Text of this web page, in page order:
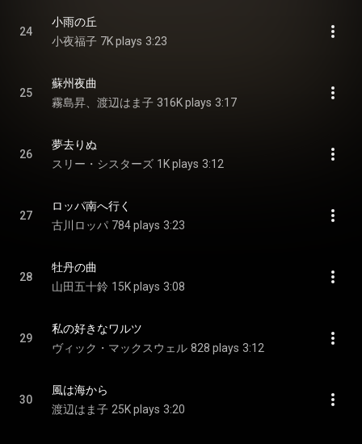
24
小雨の丘
小夜福子 7K plays 3:23
25
蘇州夜曲
霧島昇、渡辺はま子 316K plays 3:17
26
夢去りぬ
スリー・シスターズ 1K plays 3:12
27
ロッパ南へ行く
古川ロッパ 784 plays 3:23
28
牡丹の曲
山田五十鈴 15K plays 3:08
29
私の好きなワルツ
ヴィック・マックスウェル 828 plays 3:12
30
風は海から
渡辺はま子 25K plays 3:20